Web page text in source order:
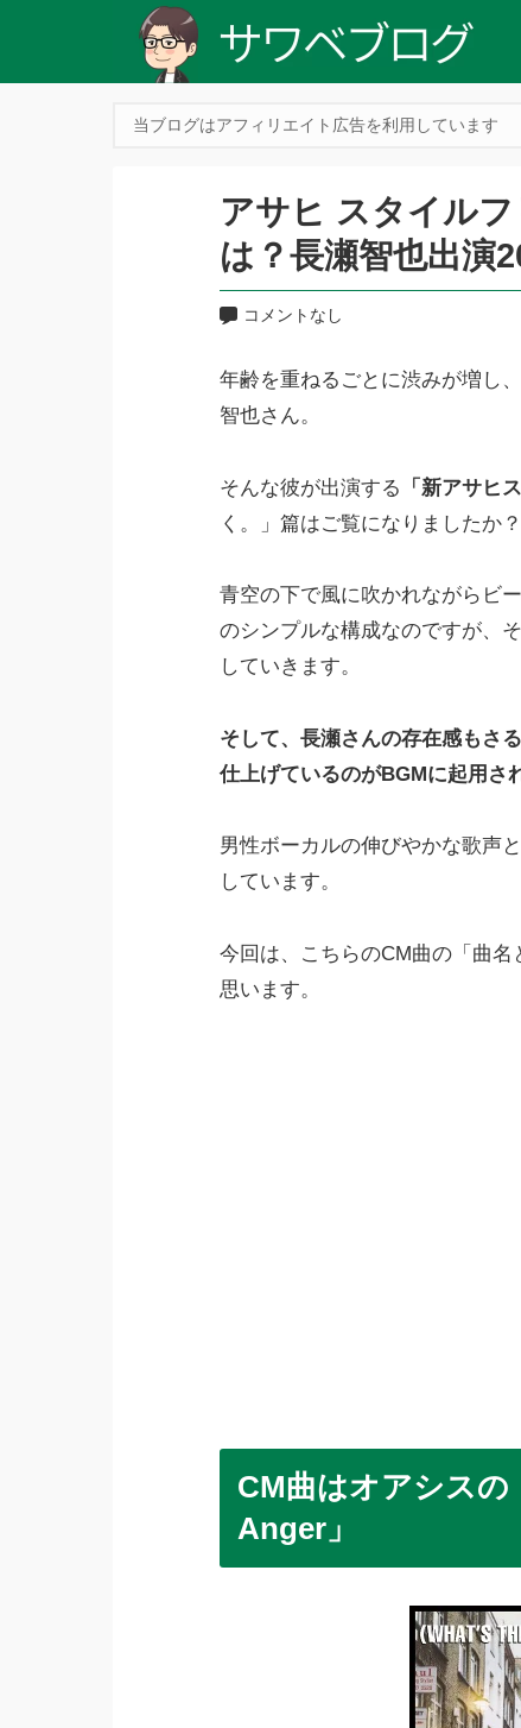
当ブログはアフィリエイト広告を利用しています
アサヒ スタイル
は？長瀬智也出演
コメントなし
年齢を重ねるごとに渋みが増し
智也さん。
そんな彼が出演する 「新アサヒ
く。」篇はご覧になりましたか？
青空の下で風に吹かれながらビ
のシンプルな構成なのですが、
していきます。
そして、長瀬さんの存在感もさ
仕上げているのがBGMに起用さ
男性ボーカルの伸びやかな歌声
しています。
今回は、こちらのCM曲の「曲
思います。
CM曲はオアシス
Anger」